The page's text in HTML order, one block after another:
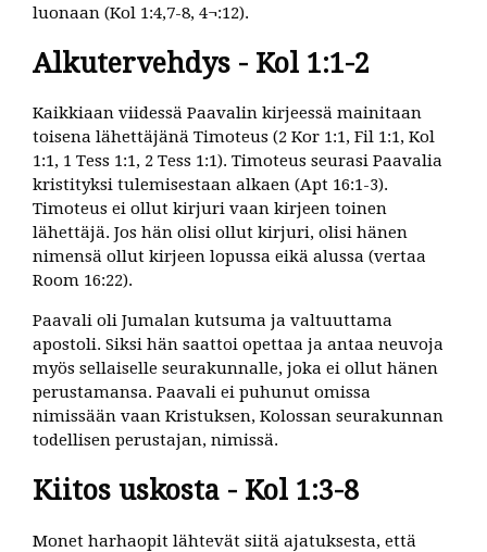
luonaan (Kol 1:4,7-8, 4¬:12).
Alkutervehdys - Kol 1:1-2
Kaikkiaan viidessä Paavalin kirjeessä mainitaan
toisena lähettäjänä Timoteus (2 Kor 1:1, Fil 1:1, Kol
1:1, 1 Tess 1:1, 2 Tess 1:1). Timoteus seurasi Paavalia
kristityksi tulemisestaan alkaen (Apt 16:1-3).
Timoteus ei ollut kirjuri vaan kirjeen toinen
lähettäjä. Jos hän olisi ollut kirjuri, olisi hänen
nimensä ollut kirjeen lopussa eikä alussa (vertaa
Room 16:22).
Paavali oli Jumalan kutsuma ja valtuuttama
apostoli. Siksi hän saattoi opettaa ja antaa neuvoja
myös sellaiselle seurakunnalle, joka ei ollut hänen
perustamansa. Paavali ei puhunut omissa
nimissään vaan Kristuksen, Kolossan seurakunnan
todellisen perustajan, nimissä.
Kiitos uskosta - Kol 1:3-8
Monet harhaopit lähtevät siitä ajatuksesta, että